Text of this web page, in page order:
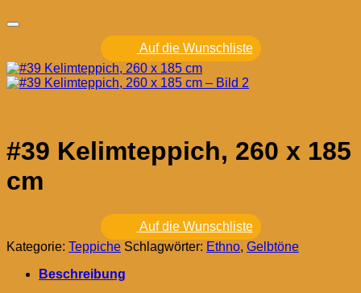
Auf die Wunschliste
#39 Kelimteppich, 260 x 185
cm
Auf die Wunschliste
Kategorie: Teppiche Schlagwörter: Ethno, Gelbtöne
Beschreibung